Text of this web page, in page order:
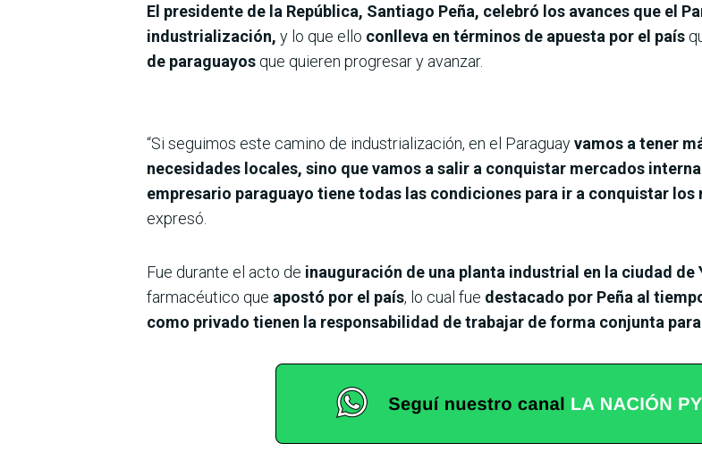
El presidente de la República, Santiago Peña, celebró los avances que el
industrialización, y lo que ello conlleva en términos de apuesta por el país
de paraguayos que quieren progresar y avanzar.
“Si seguimos este camino de industrialización, en el Paraguayvamos a tener
necesidades locales, sino que vamos a salir a conquistar mercados
empresario paraguayo tiene todas las condiciones para ir a conquistar
expresó.
Fue durante el acto de inauguración de una planta industrial en la ciudad de
farmacéutico que apostó por el país, lo cual fue destacado por Peña al
como privado tienen la responsabilidad de trabajar de forma conjunta